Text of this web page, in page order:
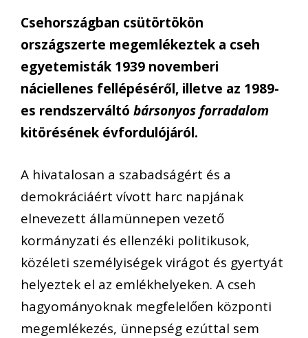
Csehországban csütörtökön
országszerte megemlékeztek a cseh
egyetemisták 1939 novemberi
náciellenes fellépéséről, illetve az 1989-
es rendszerváltó bársonyos forradalom
kitörésének évfordulójáról.
A hivatalosan a szabadságért és a
demokráciáért vívott harc napjának
elnevezett államünnepen vezető
kormányzati és ellenzéki politikusok,
közéleti személyiségek virágot és gyertyát
helyeztek el az emlékhelyeken. A cseh
hagyományoknak megfelelően központi
megemlékezés, ünnepség ezúttal sem